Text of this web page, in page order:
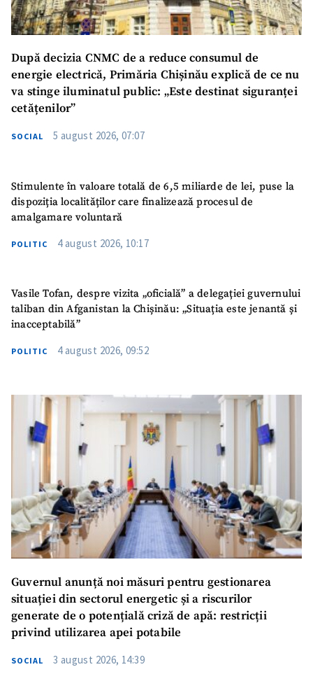
După decizia CNMC de a reduce consumul de
energie electrică, Primăria Chișinău explică de ce nu
va stinge iluminatul public: „Este destinat siguranței
cetățenilor”
SOCIAL 5 august 2026, 07:07
Stimulente în valoare totală de 6,5 miliarde de lei, puse la
dispoziția localităților care finalizează procesul de
amalgamare voluntară
POLITIC 4 august 2026, 10:17
Vasile Tofan, despre vizita „oficială” a delegației guvernului
taliban din Afganistan la Chișinău: „Situația este jenantă și
inacceptabilă”
POLITIC 4 august 2026, 09:52
Guvernul anunță noi măsuri pentru gestionarea
situației din sectorul energetic și a riscurilor
generate de o potențială criză de apă: restricții
privind utilizarea apei potabile
SOCIAL 3 august 2026, 14:39